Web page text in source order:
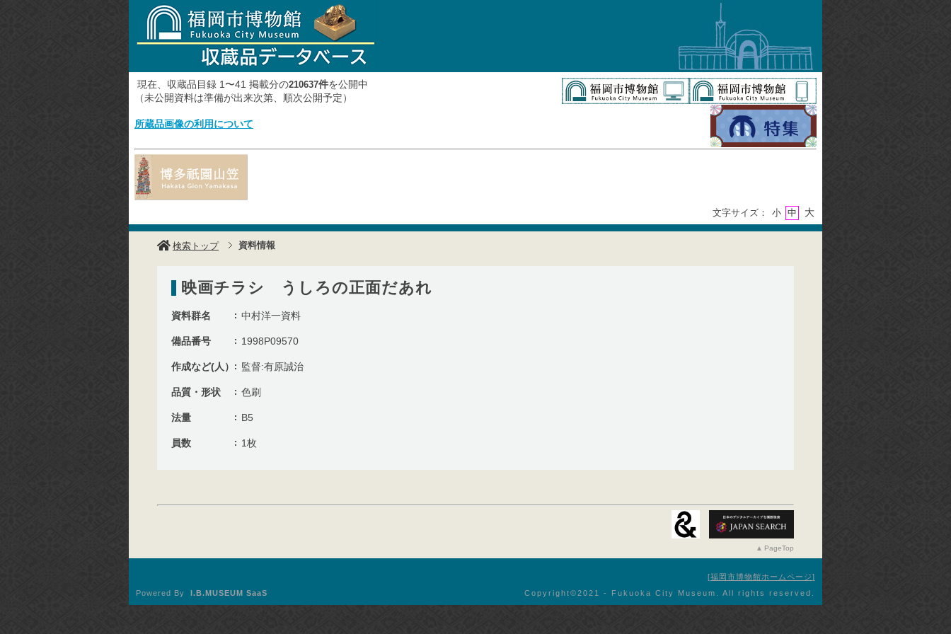
現在、収蔵品目録 1〜41 掲載分の210637件を公開中
（未公開資料は準備が出来次第、順次公開予定）
所蔵品画像の利用について
文字サイズ： 小 中 大
検索トップ 資料情報
映画チラシ うしろの正面だあれ
資料群名 中村洋一資料
備品番号 1998P09570
作成など(人） 監督:有原誠治
品質・形状 色刷
法量 B5
員数 1枚
PageTop
福岡市博物館ホームページ
Copyright©︎2021 - Fukuoka City Museum. All rights reserved.
Powered By I.B.MUSEUM SaaS